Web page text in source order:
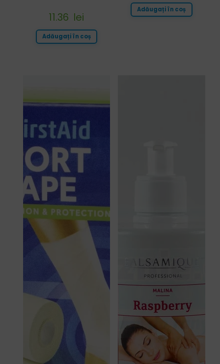
Adăugați în coș
11.36 lei
Adăugați în coș